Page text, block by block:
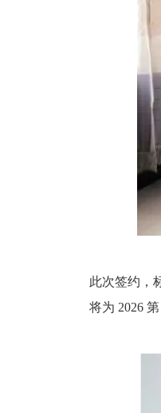
此次签约，
将为 2026